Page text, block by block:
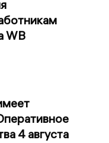
WB
4 августа